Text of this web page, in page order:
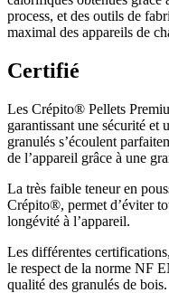
process, et des outils de
maximal des appareils de
Certifié
Les Crépito® Pellets
garantissant une sécurité
granulés s’écoulent
de l’appareil grâce à une
La très faible teneur en
Crépito®, permet d’éviter
longévité à l’appareil.
Les différentes
le respect de la norme NF
qualité des granulés de bois.